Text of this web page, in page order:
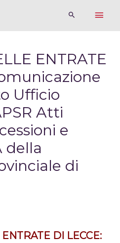
ENTRATE
Ufficio
Atti
e
della
di
DI LECCE: